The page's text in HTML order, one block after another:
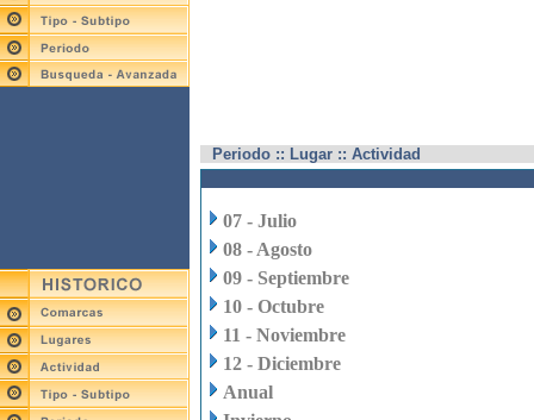
Periodo :: Lugar :: Actividad
07 - Julio
08 - Agosto
09 - Septiembre
10 - Octubre
11 - Noviembre
12 - Diciembre
Anual